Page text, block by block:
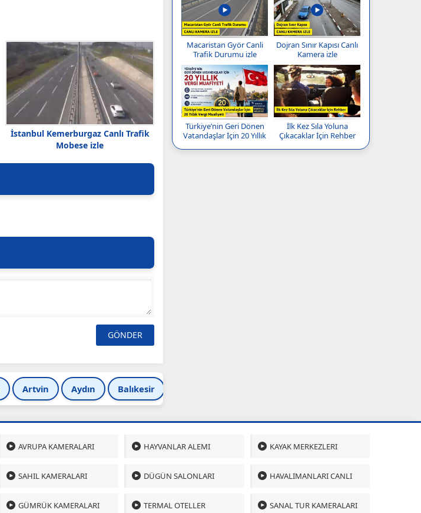
İstanbul Kemerburgaz Canlı Trafik
Mobese izle
Artvin Aydın Balıkesir
Macaristan Györ Canli
Trafik Durumu izle
Dojran Sınır Kapısı Canlı
Kamera izle
Türkiye’nin Geri Dönen
Vatandaşlar İçin 20 Yıllık
İlk Kez Sıla Yoluna
Çıkacaklar İçin Rehber
AVRUPA KAMERALARI HAYVANLAR ALEMI KAYAK MERKEZLERI
SAHIL KAMERALARI DÜGÜN SALONLARI HAVALIMANLARI CANLI
GÜMRÜK KAMERALARI TERMAL OTELLER SANAL TUR KAMERALARI